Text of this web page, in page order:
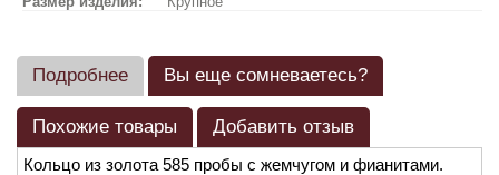
Подробнее Вы еще сомневаетесь?
Похожие товары Добавить отзыв
Кольцо из золота 585 пробы с жемчугом и фианитами.